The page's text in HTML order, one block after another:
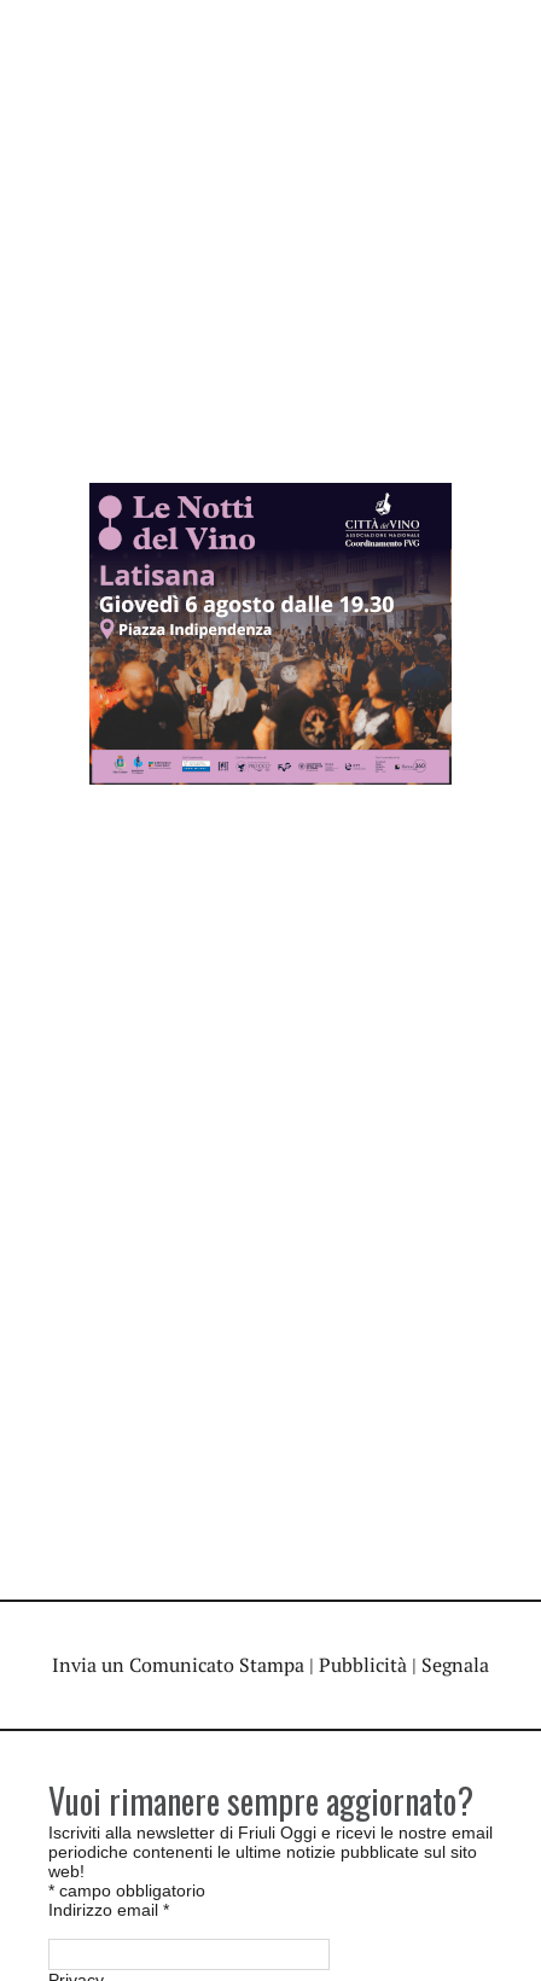
Invia un Comunicato Stampa | Pubblicità | Segnala
Vuoi rimanere sempre aggiornato?
Iscriviti alla newsletter di Friuli Oggi e ricevi le nostre email
periodiche contenenti le ultime notizie pubblicate sul sito
web!
* campo obbligatorio
Indirizzo email *